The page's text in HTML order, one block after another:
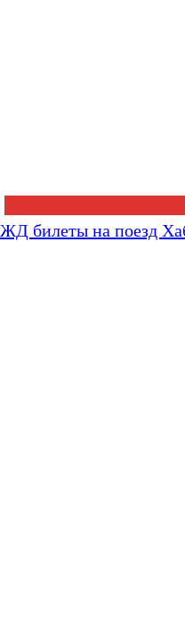
ЖД билеты на поезд